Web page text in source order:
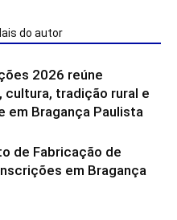
do autor
2026 reúne
cultura, tradição rural e
em Bragança Paulista
de Fabricação de
em Bragança